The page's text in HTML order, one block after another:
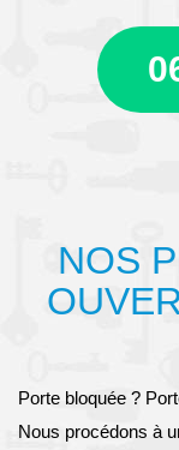
NOS
Porte bloquée ?
Nous procédons à